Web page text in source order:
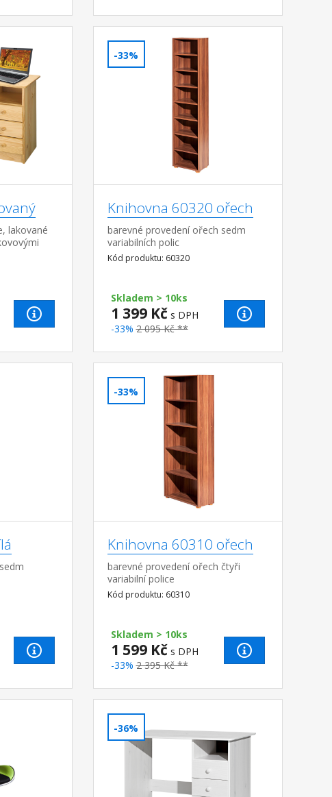
lakované
na
-33%
Knihovna 60320 ořech
barevné provedení ořech sedm
variabilních polic
Kód produktu: 60320
Skladem > 10ks
1 399 Kč s DPH
-33% 2 095 Kč **
-33%
Knihovna 60310 ořech
barevné provedení ořech čtyři
variabilní police
Kód produktu: 60310
Skladem > 10ks
1 599 Kč s DPH
-33% 2 395 Kč **
-36%